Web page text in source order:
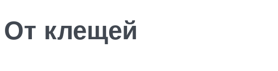
От клещей